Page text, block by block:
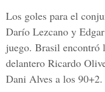
Los goles para el
Darío Lezcano y
juego. Brasil encontró
delantero Ricardo
Dani Alves a los 90+2.